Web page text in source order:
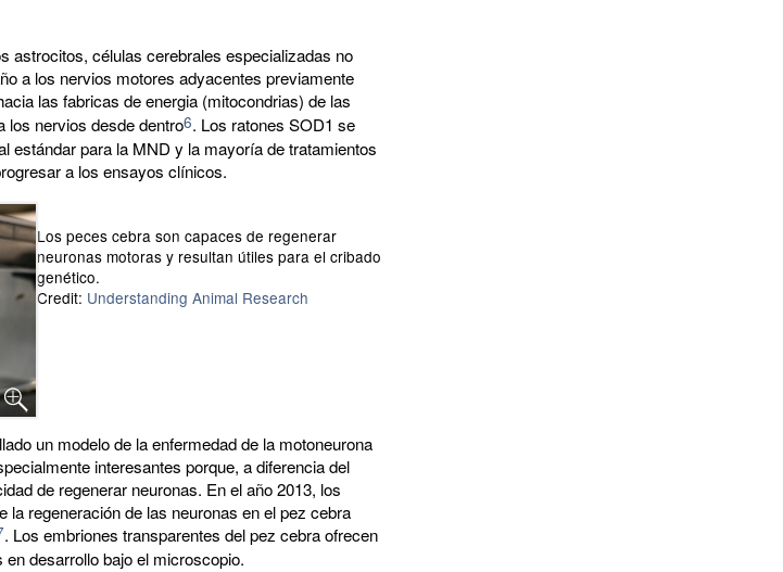
astrocitos, células cerebrales especializadas no
a los nervios motores adyacentes previamente
las fabricas de energia (mitocondrias) de las
los nervios desde dentro6. Los ratones SOD1 se
estándar para la MND y la mayoría de tratamientos
a los ensayos clínicos.
Los peces cebra son capaces de regenerar
neuronas motoras y resultan útiles para el cribado
genético.
Credit: Understanding Animal Research
un modelo de la enfermedad de la motoneurona
interesantes porque, a diferencia del
de regenerar neuronas. En el año 2013, los
regeneración de las neuronas en el pez cebra
. Los embriones transparentes del pez cebra ofrecen
desarrollo bajo el microscopio.